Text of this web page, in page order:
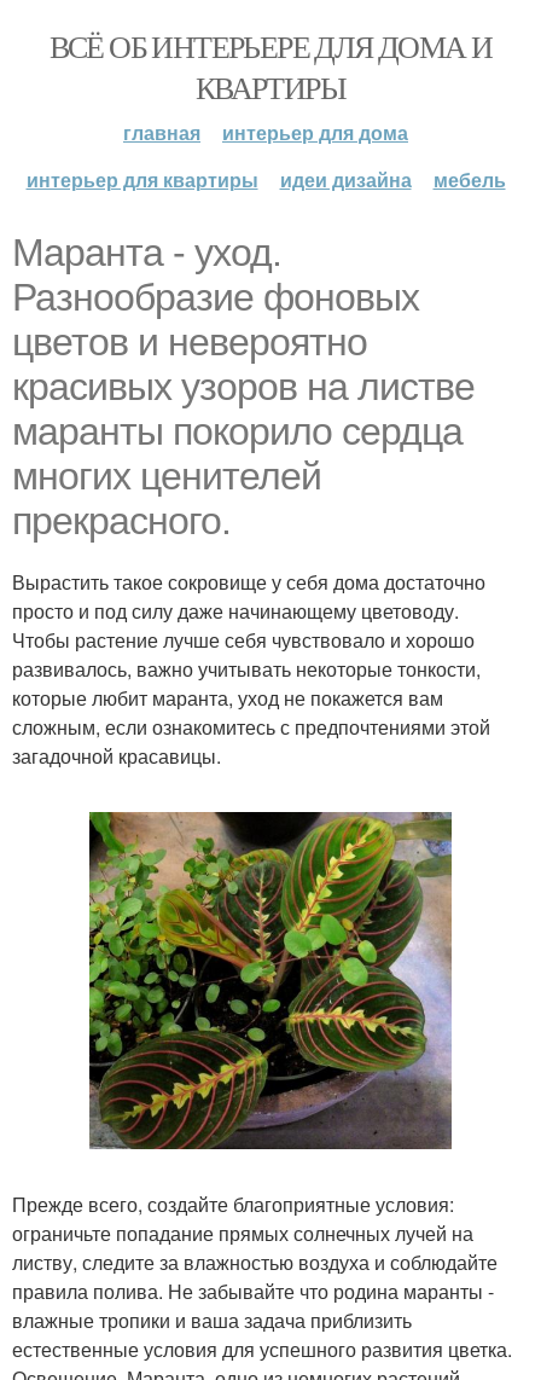
ВСЁ ОБ ИНТЕРЬЕРЕ ДЛЯ ДОМА И
КВАРТИРЫ
главная
интерьер для дома
интерьер для квартиры
идеи дизайна мебель
Маранта - уход.
Разнообразие фоновых
цветов и невероятно
красивых узоров на листве
маранты покорило сердца
многих ценителей
прекрасного.
Вырастить такое сокровище у себя дома достаточно
просто и под силу даже начинающему цветоводу.
Чтобы растение лучше себя чувствовало и хорошо
развивалось, важно учитывать некоторые тонкости,
которые любит маранта, уход не покажется вам
сложным, если ознакомитесь с предпочтениями этой
загадочной красавицы.
Прежде всего, создайте благоприятные условия:
ограничьте попадание прямых солнечных лучей на
листву, следите за влажностью воздуха и соблюдайте
правила полива. Не забывайте что родина маранты -
влажные тропики и ваша задача приблизить
естественные условия для успешного развития цветка.